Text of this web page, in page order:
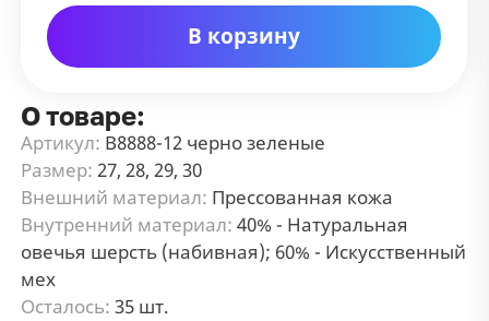
В корзину
О товаре:
Артикул: В8888-12 черно зеленые
Размер: 27, 28, 29, 30
Внешний материал: Прессованная кожа
Внутренний материал: 40% - Натуральная
овечья шерсть (набивная); 60% - Искусственный
мех
Осталось: 35 шт.